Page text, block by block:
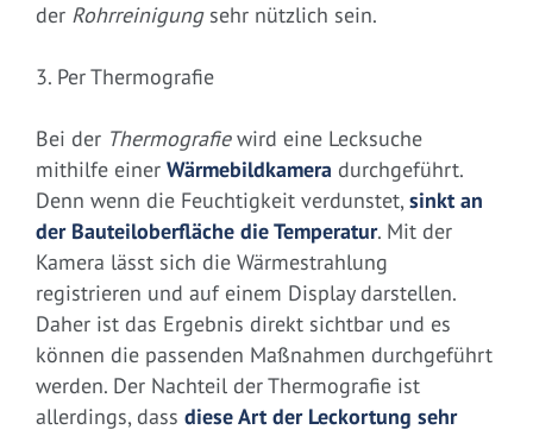
der Rohrreinigungsehr nützlich sein.
3. Per Thermografie
Bei der Thermografiewird eine Lecksuche
mithilfe einer Wärmebildkamera durchgeführt.
Denn wenn die Feuchtigkeit verdunstet, sinkt an
der Bauteiloberfläche die Temperatur. Mit der
Kamera lässt sich die Wärmestrahlung
registrieren und auf einem Display darstellen.
Daher ist das Ergebnis direkt sichtbar und es
können die passenden Maßnahmen durchgeführt
werden. Der Nachteil der Thermografie ist
allerdings, dass diese Art der Leckortung sehr